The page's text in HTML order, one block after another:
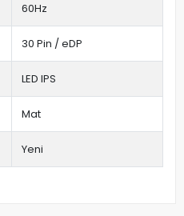
60Hz
30 Pin / eDP
LED IPS
Mat
Yeni